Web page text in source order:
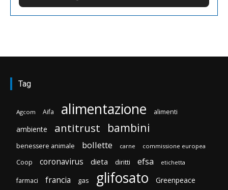
Tag
Agcom Aifa alimentazione alimenti
ambiente antitrust bambini
benessere animale bollette carne commissione europea
Coop coronavirus dieta diritti efsa etichetta
farmaci francia gas glifosato Greenpeace